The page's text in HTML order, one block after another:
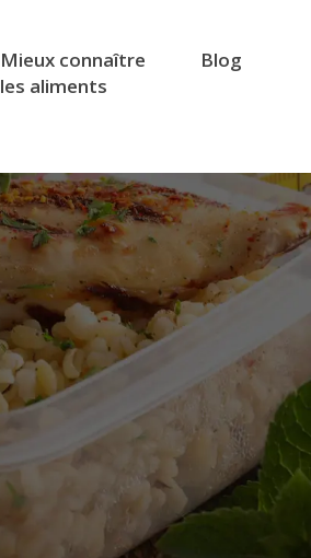
Mieux connaître
les aliments
Blog